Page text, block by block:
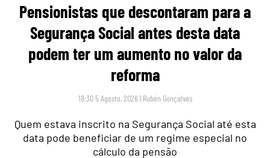
Pensionistas que descontaram para a
Segurança Social antes desta data
podem ter um aumento no valor da
reforma
18:30 5 Agosto, 2026 | Rubén Gonçalves
Quem estava inscrito na Segurança Social até esta
data pode beneficiar de um regime especial no
cálculo da pensão